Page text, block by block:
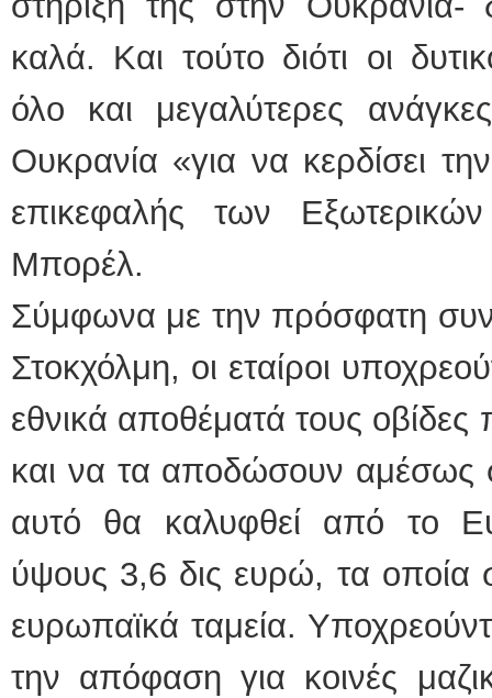
καλά. Και τούτο διότι οι
όλο και μεγαλύτερες
Ουκρανία «για να κερδίσει
επικεφαλής των
Μπορέλ.
Σύμφωνα με την πρόσφατη
Στοκχόλμη, οι εταίροι
εθνικά αποθέματά τους οβίδες
και να τα αποδώσουν αμέσως
αυτό θα καλυφθεί από το
ύψους 3,6 δις ευρώ, τα οποία
ευρωπαϊκά ταμεία.
την απόφαση για κοινές